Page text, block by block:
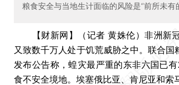
粮食安全与当地生计面临的风险是“前所未有
【财新网】（记者 黄姝伦）非洲新
又致数千万人处于饥荒威胁之中。联合国
发布公告称，蝗灾最严重的东非六国已
食不安全境地。埃塞俄比亚、肯尼亚和索